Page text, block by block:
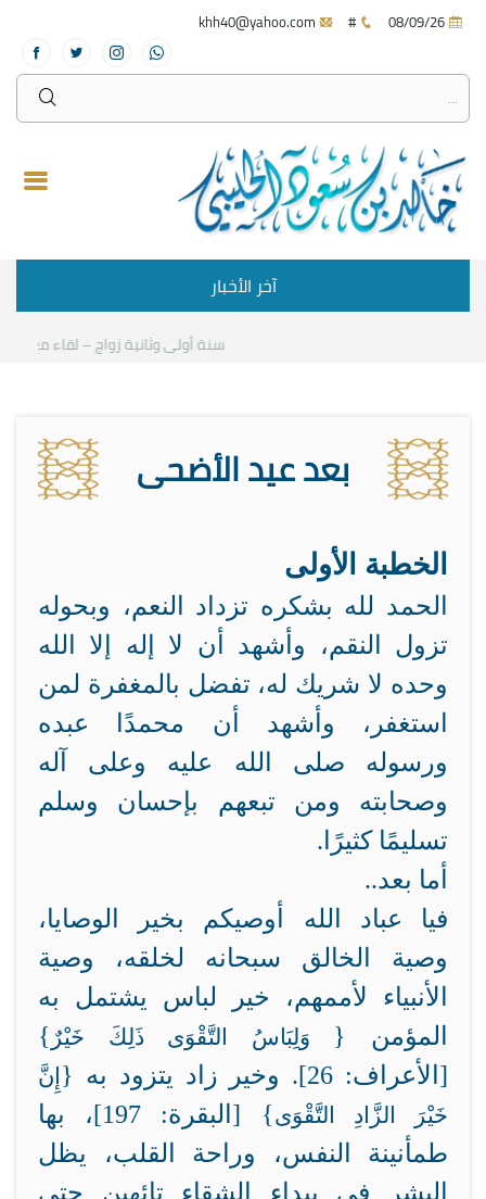
#
آخر الأخبار
سنة أولى وثانية زواج – لقاء مع د.خالد
بعد عيد الأضحى
الخطبة الأولى
الحمد لله بشكره تزداد النعم، وبحوله
تزول النقم، وأشهد أن لا إله إلا الله
وحده لا شريك له، تفضل بالمغفرة لمن
استغفر، وأشهد أن محمدًا عبده
ورسوله صلى الله عليه وعلى آله
وصحابته ومن تبعهم بإحسان وسلم
تسليمًا كثيرًا.
أما بعد..
فيا عباد الله أوصيكم بخير الوصايا،
وصية الخالق سبحانه لخلقه، وصية
الأنبياء لأممهم، خير لباس يشتمل به
المؤمن { وَلِبَاسُ التَّقْوَى ذَلِكَ خَيْرٌ }
[الأعراف: 26]. وخير زاد يتزود به {
إِنَّ
خَيْرَ الزَّادِ التَّقْوَى
} [البقرة: 197]، بها
طمأنينة النفس، وراحة القلب، يظل
البشر في بيداء الشقاء تائهين حتى